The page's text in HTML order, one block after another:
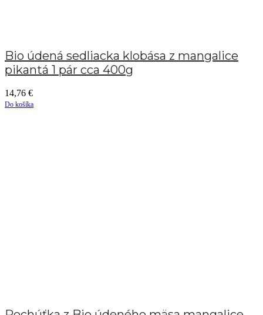
Bio údená sedliacka klobása z mangalice
pikantá 1 pár cca 400g
14,76 €
Do košíka